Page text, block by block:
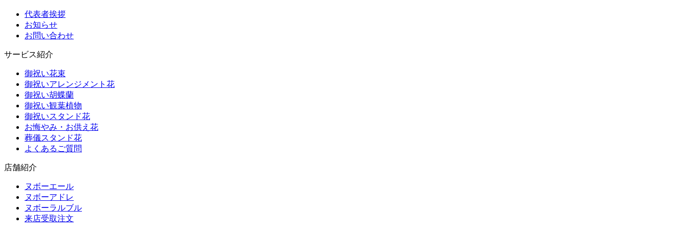
代表者挨拶
お知らせ
お問い合わせ
サービス紹介
御祝い花束
御祝いアレンジメント花
御祝い胡蝶蘭
御祝い観葉植物
御祝いスタンド花
お悔やみ・お供え花
葬儀スタンド花
よくあるご質問
店舗紹介
ヌボーエール
ヌボーアドレ
ヌボーラルブル
来店受取注文